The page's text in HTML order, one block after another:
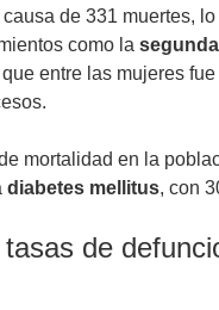
de 331 muertes,
como la
entre las mujeres
mortalidad en la
diabetes mellitus, con
de